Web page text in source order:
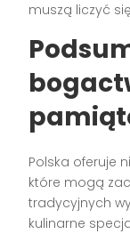
muszą liczyć
Polska oferuje
które mogą
tradycyjnych
kulinarne